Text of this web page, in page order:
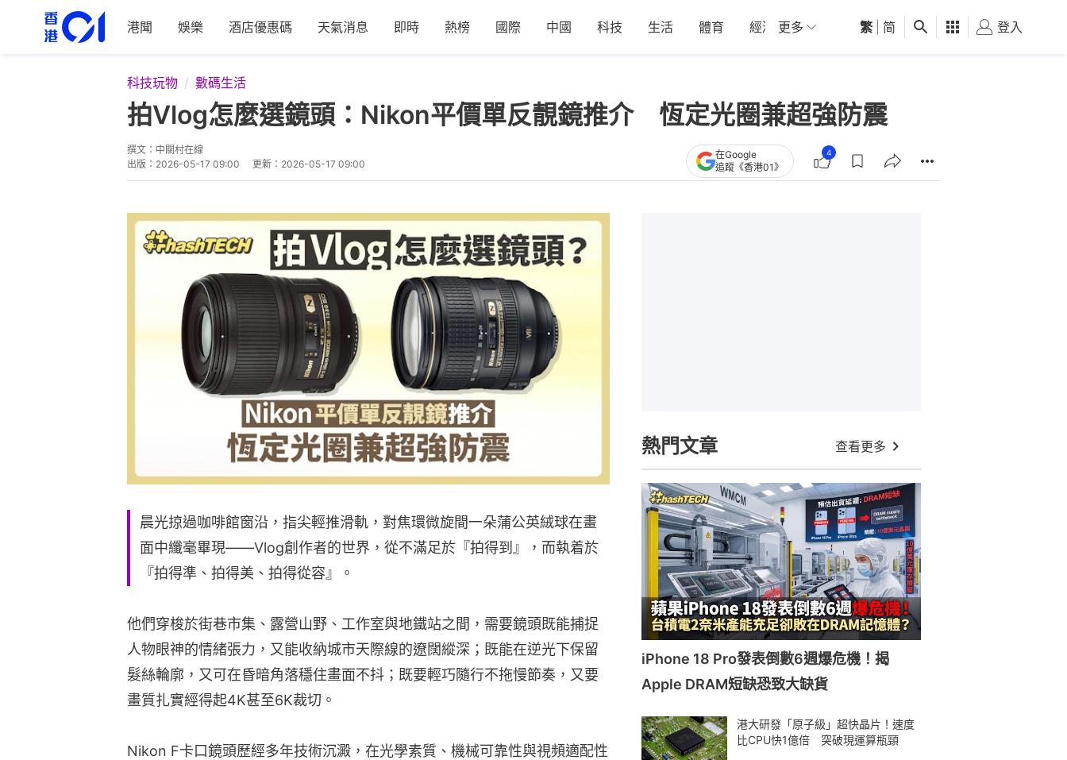
港聞 娛樂 酒店優惠碼 天氣消息 即時 熱榜 國際 中國 科技 生活 體育 經濟 01深圳 觀點 健康 好食玩飛
更多 繁 简 登入
科技玩物 數碼生活
拍Vlog怎麼選鏡頭：Nikon平價單反靚鏡推介 恆定光圈兼超強防震
撰文： 中關村在線
出版： 2026-05-17 09:00 更新： 2026-05-17 09:00
在Google
追蹤《香港01》
4
晨光掠過咖啡館窗沿，指尖輕推滑軌，對焦環微旋間一朵蒲公英絨球在畫
面中纖毫畢現——Vlog創作者的世界，從不滿足於『拍得到』，而執着於
『拍得準、拍得美、拍得從容』。
他們穿梭於街巷市集、露營山野、工作室與地鐵站之間，需要鏡頭既能捕捉
人物眼神的情緒張力，又能收納城市天際線的遼闊縱深；既能在逆光下保留
髮絲輪廓，又可在昏暗角落穩住畫面不抖；既要輕巧隨行不拖慢節奏，又要
畫質扎實經得起4K甚至6K裁切。
Nikon F卡口鏡頭歷經多年技術沉澱，在光學素質、機械可靠性與視頻適配性
熱門文章 查看更多
iPhone 18 Pro發表倒數6週爆危機！揭
Apple DRAM短缺恐致大缺貨
港大研發「原子級」超快晶片！速度
比CPU快1億倍 突破現運算瓶頸